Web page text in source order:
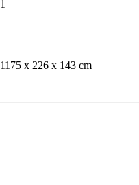
1
1175 x 226 x 143 cm